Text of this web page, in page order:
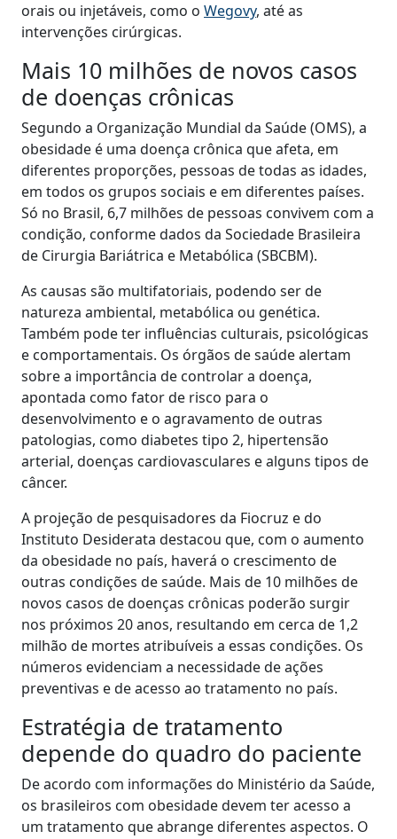
orais ou injetáveis, como o Wegovy, até as
intervenções cirúrgicas.
Mais 10 milhões de novos casos
de doenças crônicas
Segundo a Organização Mundial da Saúde (OMS), a
obesidade é uma doença crônica que afeta, em
diferentes proporções, pessoas de todas as idades,
em todos os grupos sociais e em diferentes países.
Só no Brasil, 6,7 milhões de pessoas convivem com a
condição, conforme dados da Sociedade Brasileira
de Cirurgia Bariátrica e Metabólica (SBCBM).
As causas são multifatoriais, podendo ser de
natureza ambiental, metabólica ou genética.
Também pode ter influências culturais, psicológicas
e comportamentais. Os órgãos de saúde alertam
sobre a importância de controlar a doença,
apontada como fator de risco para o
desenvolvimento e o agravamento de outras
patologias, como diabetes tipo 2, hipertensão
arterial, doenças cardiovasculares e alguns tipos de
câncer.
A projeção de pesquisadores da Fiocruz e do
Instituto Desiderata destacou que, com o aumento
da obesidade no país, haverá o crescimento de
outras condições de saúde. Mais de 10 milhões de
novos casos de doenças crônicas poderão surgir
nos próximos 20 anos, resultando em cerca de 1,2
milhão de mortes atribuíveis a essas condições. Os
números evidenciam a necessidade de ações
preventivas e de acesso ao tratamento no país.
Estratégia de tratamento
depende do quadro do paciente
De acordo com informações do Ministério da Saúde,
os brasileiros com obesidade devem ter acesso a
um tratamento que abrange diferentes aspectos. O